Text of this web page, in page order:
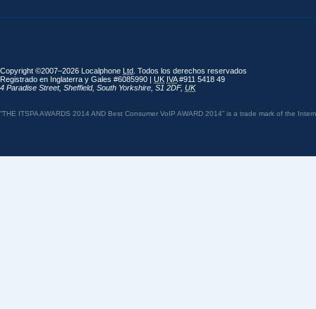
Copyright ©2007–2026 Localphone Ltd . Todos los derechos reservados
Registrado en Inglaterra y Gales #6085990 | UK IVA#911 5418 49
4 Paradise Street, Sheffield, South Yorkshire S1 2DF, UK
“THE ITSPA AWARDS 2014 AND Best Consumer VoIP AWARD 2014” is a trade mark of the